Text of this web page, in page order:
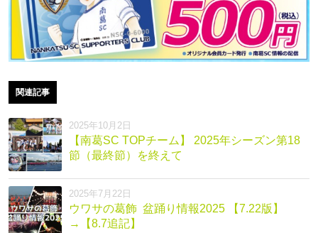
関連記事
2025年10月2日
【南葛SC TOPチーム】 2025年シーズン第18
節（最終節）を終えて
2025年7月22日
ウワサの葛飾 盆踊り情報2025 【7.22版】
→【8.7追記】